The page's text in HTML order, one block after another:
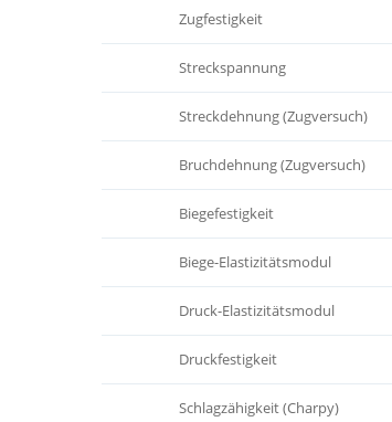
Zugfestigkeit
Streckspannung
Streckdehnung (Zugversuch)
Bruchdehnung (Zugversuch)
Biegefestigkeit
Biege-Elastizitätsmodul
Druck-Elastizitätsmodul
Druckfestigkeit
Schlagzähigkeit (Charpy)